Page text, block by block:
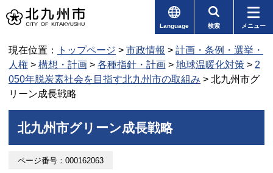
Language 検索 メニュー
現在位置： トップページ > 市政情報 > 計画・条例・選挙・
人権 > 構想・計画 > 各種指針・計画 > 地球温暖化対策 > 2
050年脱炭素社会を目指す北九州市の取組み > 北九州市グ
リーン成長戦略
北九州市グリーン成長戦略
ページ番号：000162063